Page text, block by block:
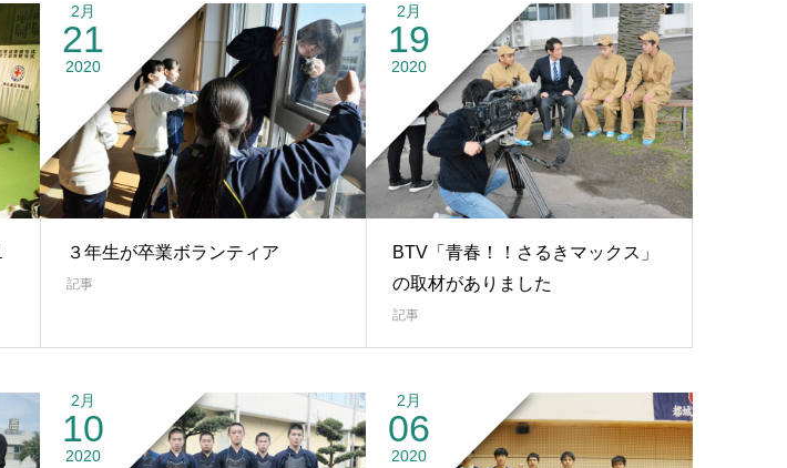
2月
21
2020
３年生が卒業ボランティア
記事
2月
19
2020
BTV「青春！！さるきマックス」
の取材がありました
記事
2月
10
2020
2月
06
2020